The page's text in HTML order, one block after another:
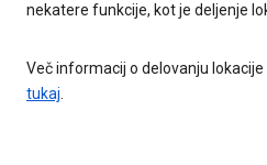
nekatere funkcije, kot je deljenje
Več informacij o delovanju
tukaj.